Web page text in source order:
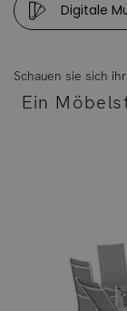
Digitale
Schauen sie sich
Ein